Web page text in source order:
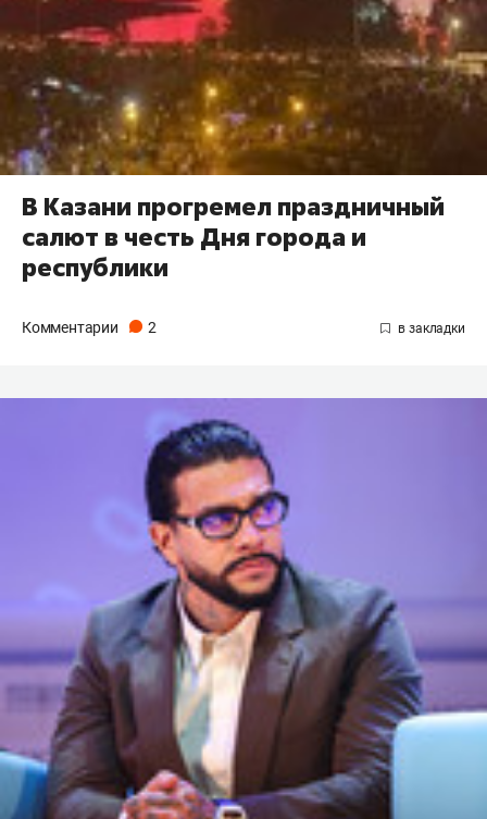
В Казани прогремел праздничный
салют в честь Дня города и
республики
Комментарии 2